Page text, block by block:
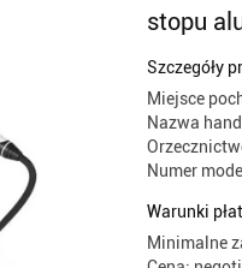
stopu
stacja
Szczegóły
Miejsce
Nazwa
Numer
Warunki
Minimalne